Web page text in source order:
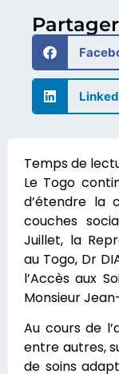
Le Togo
d’étendre la
couches
Juillet, la
au Togo, Dr
l’Accès aux
Monsieur
Au cours de
entre autres,
de soins